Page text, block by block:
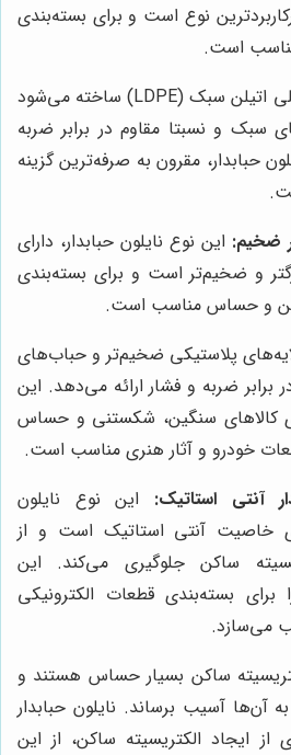
نوع است و برای بسته‌بندی
مناسب است.
این نوع نایلون معمولا از پلی اتیلن سبک (LDPE) ساخته می‌شود
سبک و نسبتا مقاوم در برابر ضربه
حبابدار، مقرون به صرفه‌ترین گزینه
ضخیم: این نوع نایلون حبابدار، دارای
و ضخیم‌تر است و برای بسته‌بندی
و حساس مناسب است.
پلاستیکی ضخیم‌تر و حباب‌های
برابر ضربه و فشار ارائه می‌دهد. این
کالاهای سنگین، شکستنی و حساس
خودرو و آثار هنری مناسب است.
آنتی استاتیک: این نوع نایلون
خاصیت آنتی استاتیک است و از
ساکن جلوگیری می‌کند. این
برای بسته‌بندی قطعات الکترونیکی
می‌سازد.
ساکن بسیار حساس هستند و
آن‌ها آسیب برساند. نایلون حبابدار
از ایجاد الکتریسیته ساکن، از این